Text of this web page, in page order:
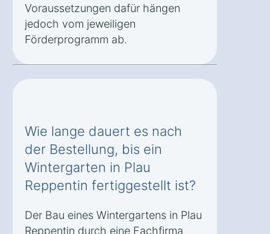
Voraussetzungen dafür hängen
jedoch vom jeweiligen
Förderprogramm ab.
Wie lange dauert es nach
der Bestellung, bis ein
Wintergarten in Plau
Reppentin fertiggestellt ist?
Der Bau eines Wintergartens in Plau
Reppentin durch eine Fachfirma